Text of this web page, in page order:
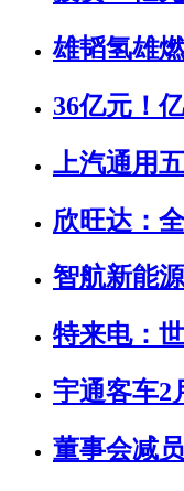
雄韬氢雄
36亿元！
上汽通用
欣旺达：
智航新能
特来电：
宇通客车2
董事会减